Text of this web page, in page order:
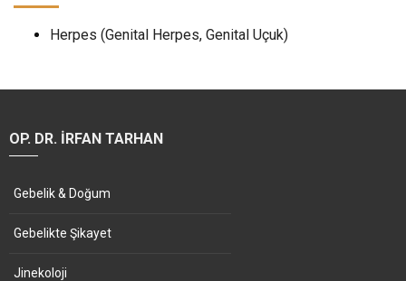
Herpes (Genital Herpes, Genital Uçuk)
OP. DR. İRFAN TARHAN
Gebelik & Doğum
Gebelikte Şikayet
Jinekoloji